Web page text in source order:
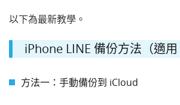
以下為最新教學。
iPhone LINE 備份方法（適用
方法一：手動備份到 iCloud